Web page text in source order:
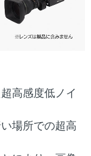
高感度低ノイ
場所での超高